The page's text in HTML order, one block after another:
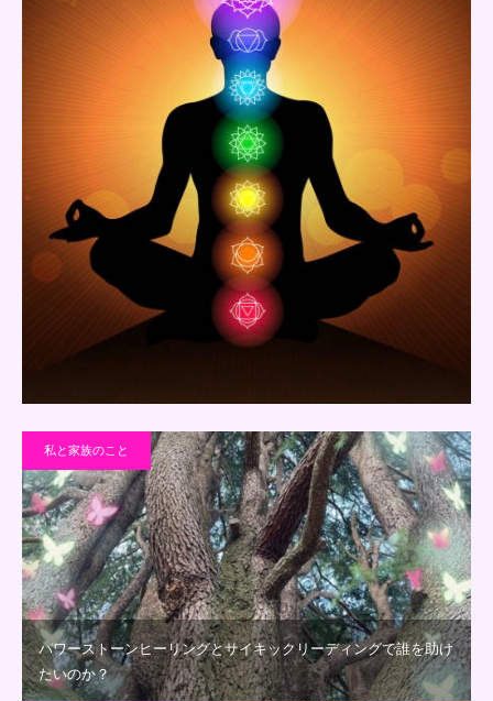
私と家族のこと
パワーストーンヒーリングとサイキックリーディングで誰を助け
たいのか？